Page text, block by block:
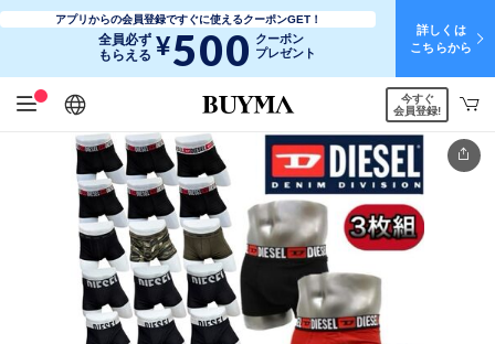
アプリからの会員登録ですぐに使えるクーポンGET！
全員必ず
もらえる ¥500 クーポン
プレゼント
詳しくは
こちらから
日本語
English
简体中文
繁體中文
今すぐ
会員登録!